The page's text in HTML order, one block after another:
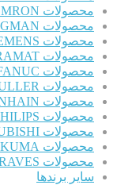
محصولات OMRON
محصولات STEGMAN
محصولات SIEMENS
محصولات INDRAMAT
محصولات FANUC
محصولات BAUMULLER
محصولات HEIDENHAIN
محصولات PHILIPS
محصولات MITSUBISHI
محصولات OKUMA
محصولات CONTRAVES
سایر برندها